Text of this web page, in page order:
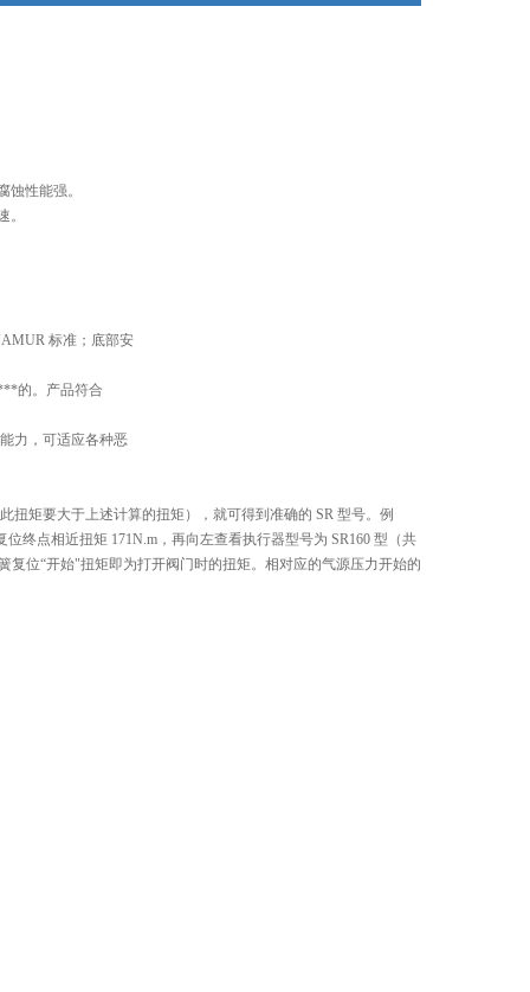
性能强。
。
标准；底部安
的。产品符合
力，可适应各种恶
矩要大于上述计算的扭矩），就可得到准确的 SR 型号。例
终点相近扭矩 171N.m，再向左查看执行器型号为 SR160 型（共
复位“开始"扭矩即为打开阀门时的扭矩。相对应的气源压力开始的